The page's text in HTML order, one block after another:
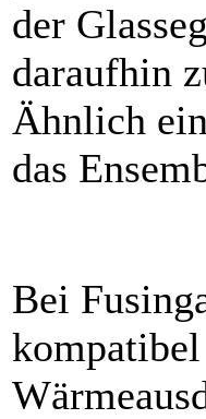
der
daraufhin
Ähnlich
das
Bei